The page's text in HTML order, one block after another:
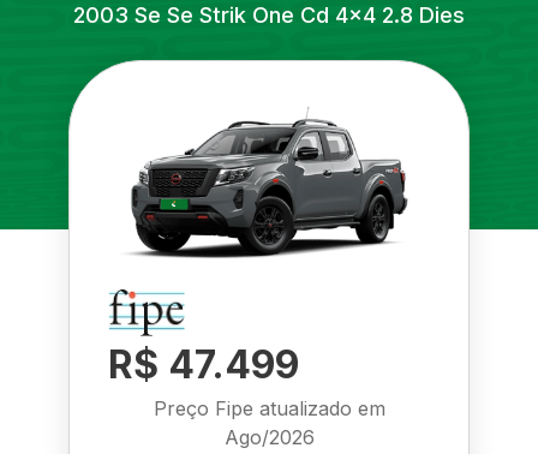
2003 Se Se Strik One Cd 4x4 2.8 Dies
R$ 47.499
Preço Fipe atualizado em
Ago/2026